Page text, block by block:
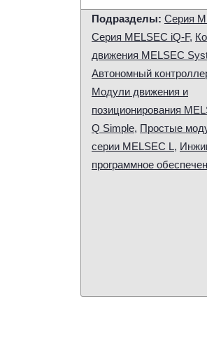
Подразделы: Серия
Серия MELSEC iQ-F,
движения MELSEC
Автономный
Модули движения и
позиционирования
Q Simple, Простые
серии MELSEC L,
программное